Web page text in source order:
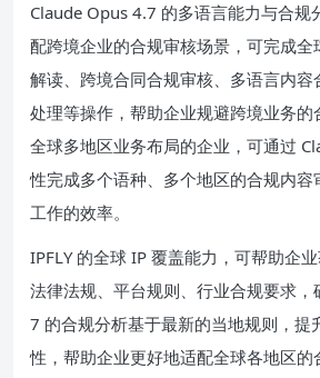
Claude Opus 4.7 的多语言能力与合规
配跨境企业的合规审核场景，可完成
解读、跨境合同合规审核、多语言内
处理等操作，帮助企业规避跨境业务的
全球多地区业务布局的企业，可通过
性完成多个语种、多个地区的合规内
工作的效率。
IPFLY 的全球 IP 覆盖能力，可帮助企
法律法规、平台规则、行业合规要求
7 的合规分析基于最新的当地规则，提
性，帮助企业更好地适配全球各地区